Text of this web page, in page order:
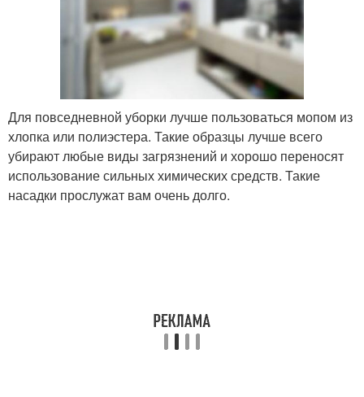
Для повседневной уборки лучше пользоваться мопом из
хлопка или полиэстера. Такие образцы лучше всего
убирают любые виды загрязнений и хорошо переносят
использование сильных химических средств. Такие
насадки прослужат вам очень долго.